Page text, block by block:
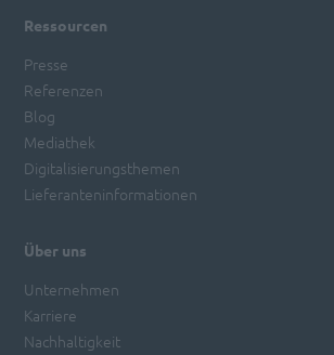
Ressourcen
Presse
Referenzen
Blog
Mediathek
Digitalisierungsthemen
Lieferanteninformationen
Über uns
Unternehmen
Karriere
Nachhaltigkeit